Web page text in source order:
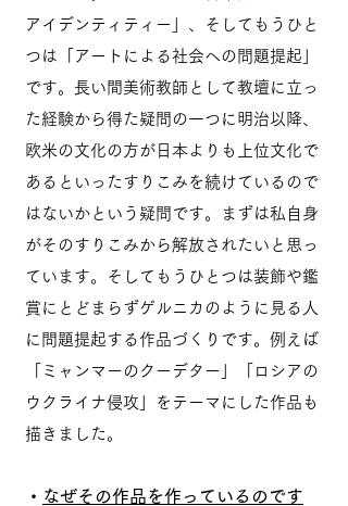
アイデンティティー」、そしてもうひと
つは「アートによる社会への問題提起」
です。長い間美術教師として教壇に立っ
た経験から得た疑問の一つに明治以降、
欧米の文化の方が日本よりも上位文化で
あるといったすりこみを続けているので
はないかという疑問です。まずは私自身
がそのすりこみから解放されたいと思っ
ています。そしてもうひとつは装飾や鑑
賞にとどまらずゲルニカのように見る人
に問題提起する作品づくりです。例えば
「ミャンマーのクーデター」「ロシアの
ウクライナ侵攻」をテーマにした作品も
描きました。
・ なぜその作品を作っているのです